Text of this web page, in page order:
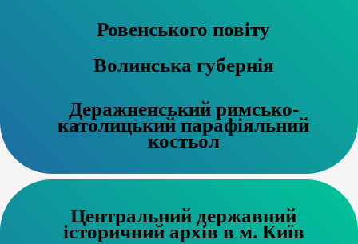
Ровенського повіту
Волинська губернія
Деражненський римсько-
католицький парафіяльний
костьол
Центральний державний
історичний архів в м. Київ